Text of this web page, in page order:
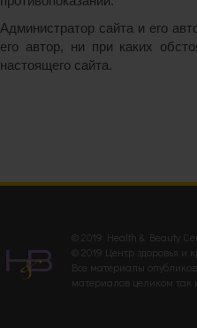
Администратор сайта и его
его автор, ни при каких
настоящего сайта.
© 2019 Health & Beauty
© 2019 Центр здоровья и
Все материалы
материалов целиком так